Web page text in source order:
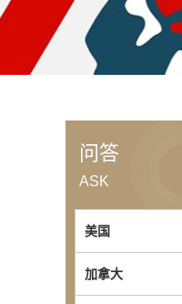
问答
ASK
美国
加拿大